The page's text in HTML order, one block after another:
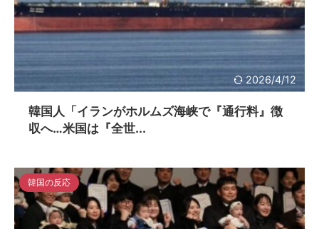
2026/4/12
韓国人「イランがホルムズ海峡で『通行料』徴
収へ…米国は『全世...
韓国の反応